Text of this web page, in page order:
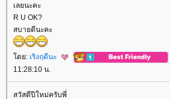
เลยนะคะ
R U OK?
สบายดีนะคะ
ดย: เริงฤดีนะ
11:28:10 น.
สวัสดีปีใหม่ครับพี่